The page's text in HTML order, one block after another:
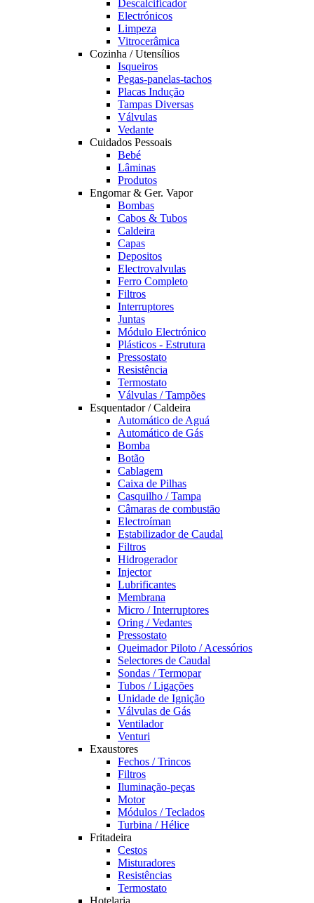
Descalcificador
Electrónicos
Limpeza
Vitrocerâmica
Cozinha / Utensílios
Isqueiros
Pegas-panelas-tachos
Placas Indução
Tampas Diversas
Válvulas
Vedante
Cuidados Pessoais
Bebé
Lâminas
Produtos
Engomar & Ger. Vapor
Bombas
Cabos & Tubos
Caldeira
Capas
Depositos
Electrovalvulas
Ferro Completo
Filtros
Interruptores
Juntas
Módulo Electrónico
Plásticos - Estrutura
Pressostato
Resistência
Termostato
Válvulas / Tampões
Esquentador / Caldeira
Automático de Aguá
Automático de Gás
Bomba
Botão
Cablagem
Caixa de Pilhas
Casquilho / Tampa
Câmaras de combustão
Electroíman
Estabilizador de Caudal
Filtros
Hidrogerador
Injector
Lubrificantes
Membrana
Micro / Interruptores
Oring / Vedantes
Pressostato
Queimador Piloto / Acessórios
Selectores de Caudal
Sondas / Termopar
Tubos / Ligações
Unidade de Ignição
Válvulas de Gás
Ventilador
Venturi
Exaustores
Fechos / Trincos
Filtros
Iluminação-peças
Motor
Módulos / Teclados
Turbina / Hélice
Fritadeira
Cestos
Misturadores
Resistências
Termostato
Hotelaria